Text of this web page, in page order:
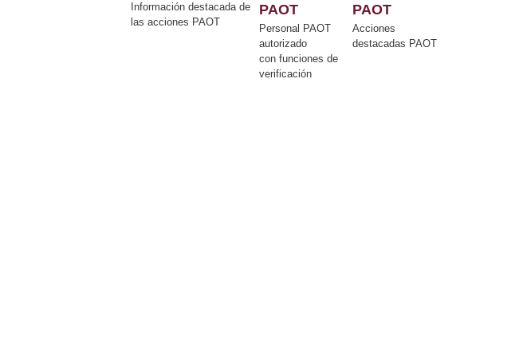
Información destacada de
las acciones PAOT
PAOT
Personal PAOT
autorizado
con funciones de
verificación
PAOT
Acciones
destacadas PAOT